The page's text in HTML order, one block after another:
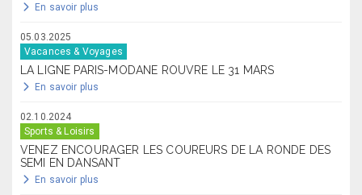
En savoir plus
05.03.2025
Vacances & Voyages
LA LIGNE PARIS-MODANE ROUVRE LE 31 MARS
En savoir plus
02.10.2024
Sports & Loisirs
VENEZ ENCOURAGER LES COUREURS DE LA RONDE DES
SEMI EN DANSANT
En savoir plus